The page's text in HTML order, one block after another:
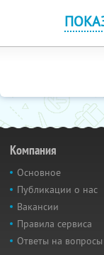
Компания
Основное
Публикации о нас
Вакансии
Правила сервиса
Ответы на вопросы